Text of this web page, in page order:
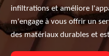
infiltrations et améliore
m'engage à vous offrir un
des matériaux durables et